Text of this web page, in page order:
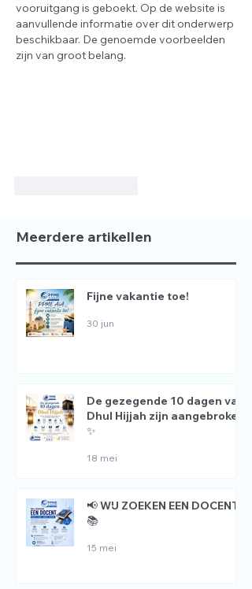
vooruitgang is geboekt. Op de website is
aanvullende informatie over dit onderwerp
beschikbaar. De genoemde voorbeelden
zijn van groot belang.
Meerdere artikellen
Fijne vakantie toe!
30 jun
De gezegende 10 dagen van
Dhul Hijjah zijn aangebroken
✨
18 mei
📢 WIJ ZOEKEN EEN DOCENT
📚
15 mei